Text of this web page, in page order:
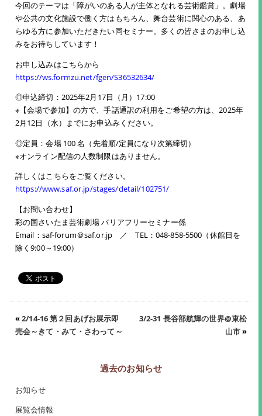
今回のテーマは「障がいのある人が主体となれる芸術鑑賞」。劇場
や公共の文化施設で働く方はもちろん、舞台芸術に関心のある、あ
らゆる方に参加いただきたい同セミナー。多くの皆さまのお申し込
みをお待ちしています！
お申し込みはこちらから
https://ws.formzu.net/fgen/S36532634/
◎申込締切：2025年2月17日（月）17:00
※【会場で参加】の方で、手話通訳の利用をご希望の方は、2025年
2月12日（水）までにお申込みください。
◎定員：会場 100 名（先着順/定員になり次第締切）
※オンライン配信の人数制限はありません。
詳しくはこちらをご覧ください。
https://www.saf.or.jp/stages/detail/102751/
【お問い合わせ】
彩の国さいたま芸術劇場 バリアフリーセミナー係
Email：saf-forum＠saf.or.jp ／ TEL：048-858-5500（休館日を
除く9:00～19:00）
«2/14-16 第２回あげお展示即
売会～きて・みて・さわって～
3/2-31 長谷部航輝の世界@東松
山市»
過去のお知らせ
お知らせ
展覧会情報